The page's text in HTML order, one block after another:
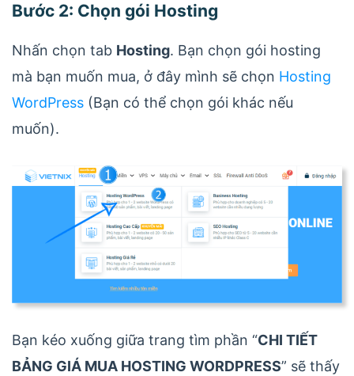
Bước 2: Chọn gói Hosting
Nhấn chọn tab Hosting. Bạn chọn gói hosting
mà bạn muốn mua, ở đây mình sẽ chọn Hosting
WordPress (Bạn có thể chọn gói khác nếu
muốn).
Bạn kéo xuống giữa trang tìm phần “CHI TIẾT
BẢNG GIÁ MUA HOSTING WORDPRESS” sẽ thấy